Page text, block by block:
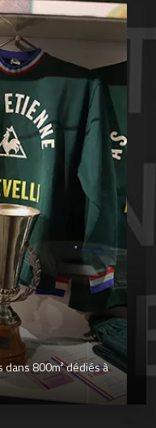
800m² dédiés à